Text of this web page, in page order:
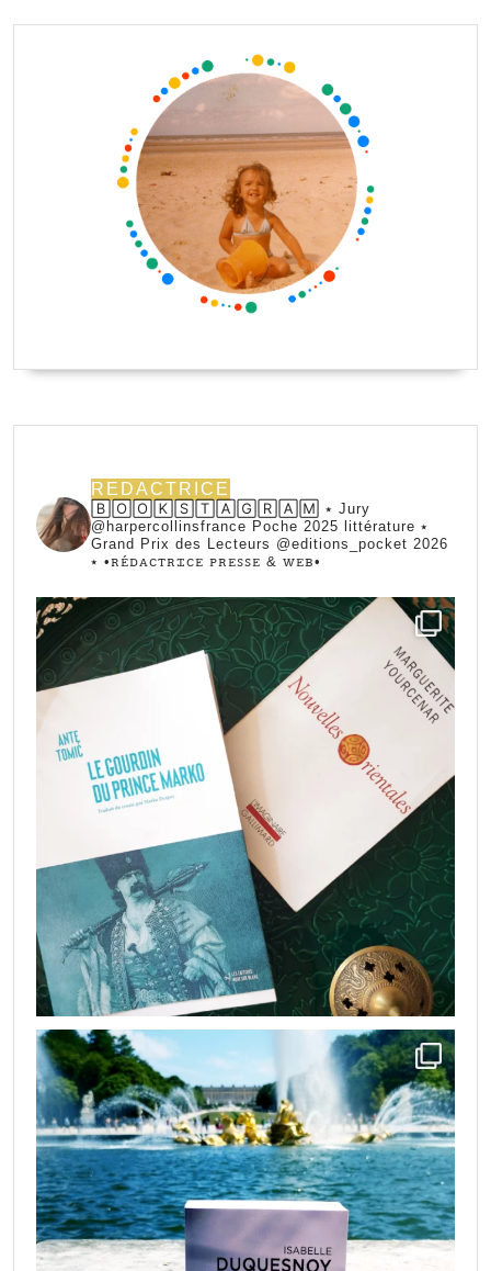
REDACTRICE
🄱🄾🄾🄺🅂🅃🄰🄶🅁🄰🄼 ⭑ Jury
@harpercollinsfrance Poche 2025 littérature ⭑
Grand Prix des Lecteurs @editions_pocket 2026
⭑ •ꭱꭼ́ꭰꭺꮯꭲꭱꮖꮯꭼ ꮲꭱꭼꮪꮪꭼ & ꮃꭼᏼ•